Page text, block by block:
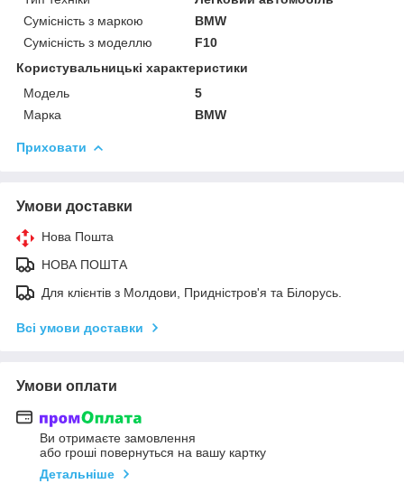
Сумісність з маркою
BMW
Сумісність з моделлю
F10
Користувальницькі характеристики
Мoдель
5
Марка
BMW
Приховати
Умови доставки
Нова Пошта
НОВА ПОШТА
Для клієнтів з Молдови, Придністров'я та Білорусь.
Всі умови доставки
Умови оплати
Ви отримаєте замовлення
або гроші повернуться на вашу картку
Детальніше